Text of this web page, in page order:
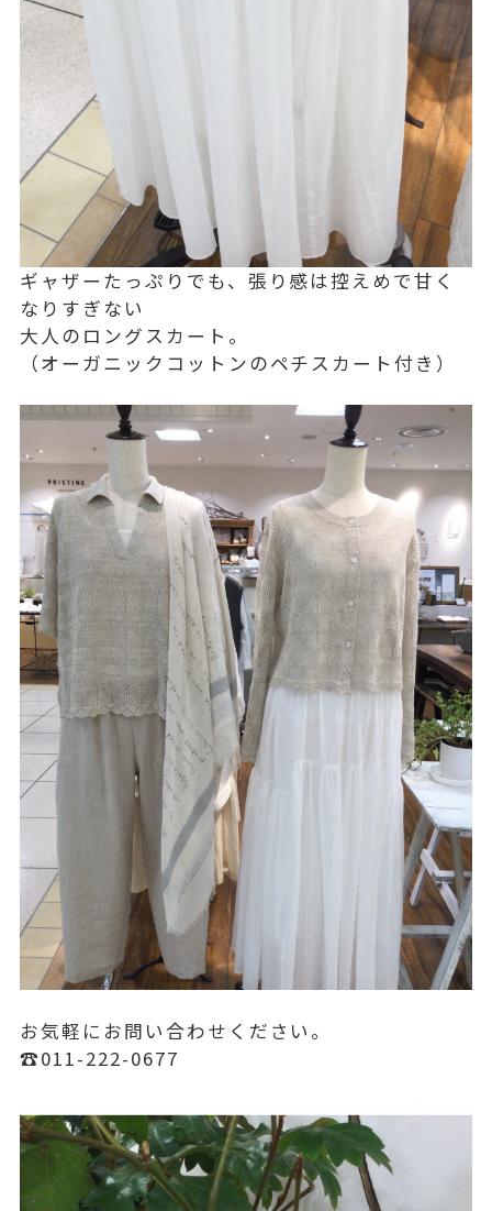
ギャザーたっぷりでも、張り感は控えめで甘く
なりすぎない
大人のロングスカート。
（オーガニックコットンのペチスカート付き）
お気軽にお問い合わせください。
☎︎011-222-0677